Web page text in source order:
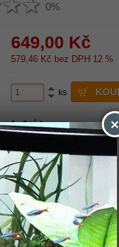
0%
649,00 Kč
579,46 Kč bez DPH 12 %
ks
1 - 2 týdny
Tetra
24 měsíců
×